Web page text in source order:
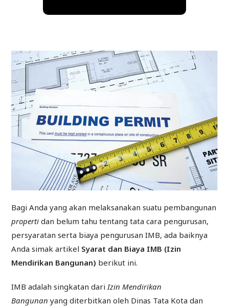
Bagi Anda yang akan melaksanakan suatu pembangunan
properti dan belum tahu tentang tata cara pengurusan,
persyaratan serta biaya pengurusan IMB, ada baiknya
Anda simak artikel Syarat dan Biaya IMB (Izin
Mendirikan Bangunan) berikut ini.
IMB adalah singkatan dari Izin Mendirikan
Bangunan yang diterbitkan oleh Dinas Tata Kota dan